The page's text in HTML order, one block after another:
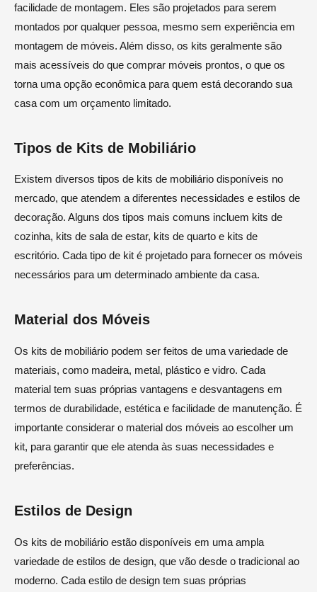
facilidade de montagem. Eles são projetados para serem
montados por qualquer pessoa, mesmo sem experiência em
montagem de móveis. Além disso, os kits geralmente são
mais acessíveis do que comprar móveis prontos, o que os
torna uma opção econômica para quem está decorando sua
casa com um orçamento limitado.
Tipos de Kits de Mobiliário
Existem diversos tipos de kits de mobiliário disponíveis no
mercado, que atendem a diferentes necessidades e estilos de
decoração. Alguns dos tipos mais comuns incluem kits de
cozinha, kits de sala de estar, kits de quarto e kits de
escritório. Cada tipo de kit é projetado para fornecer os móveis
necessários para um determinado ambiente da casa.
Material dos Móveis
Os kits de mobiliário podem ser feitos de uma variedade de
materiais, como madeira, metal, plástico e vidro. Cada
material tem suas próprias vantagens e desvantagens em
termos de durabilidade, estética e facilidade de manutenção. É
importante considerar o material dos móveis ao escolher um
kit, para garantir que ele atenda às suas necessidades e
preferências.
Estilos de Design
Os kits de mobiliário estão disponíveis em uma ampla
variedade de estilos de design, que vão desde o tradicional ao
moderno. Cada estilo de design tem suas próprias